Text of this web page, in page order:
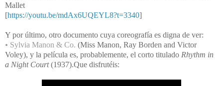
Mallet
[https://youtu.be/mdAx6UQEYL8?t=3340]
Y por último, otro documento cuya coreografía es digna de ver:
• Sylvia Manon & Co. (Miss Manon, Ray Borden and Victor
Voley), y la película es, probablemente, el corto titulado Rhythm in
a Night Court(1937).Que disfrutéis: